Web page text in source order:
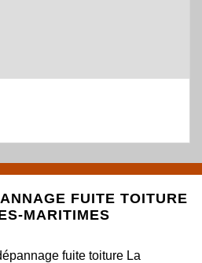
FUITE TOITURE
MARITIMES
fuite toiture La